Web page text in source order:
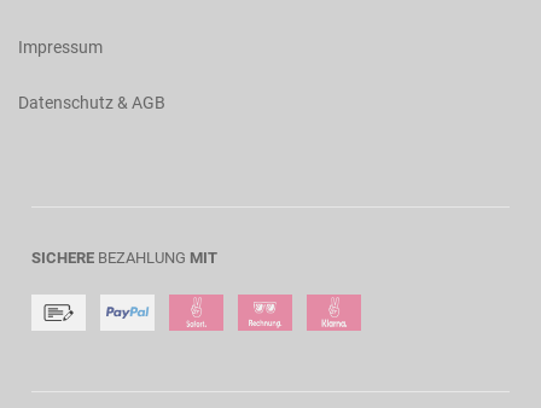
Impressum
Datenschutz & AGB
SICHERE BEZAHLUNG MIT